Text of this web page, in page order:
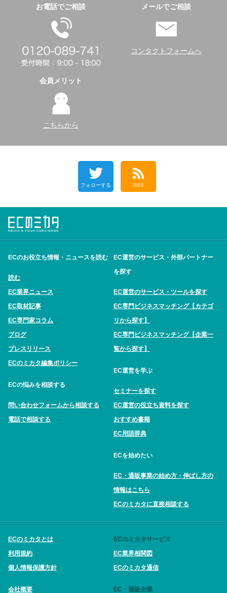
お電話でご相談 メールでご相談
コンタクトフォームへ
会員メリット
こちらから
フォローする RSS
ECのお役立ち情報・ニュースを読む
読む
EC業界ニュース
EC取材記事
EC専門家コラム
ブログ
プレスリリース
ECのミカタ編集ポリシー
ECの悩みを相談する
問い合わせフォームから相談する
電話で相談する
EC運営のサービス・外部パートナー
を探す
EC運営のサービス・ツールを探す
EC専門ビジネスマッチング【カテゴ
リから探す】
EC専門ビジネスマッチング【企業一
覧から探す】
EC運営を学ぶ
セミナーを探す
EC運営の役立ち資料を探す
おすすめ書籍
EC用語辞典
ECを始めたい
EC・通販事業の始め方・伸ばし方の
情報はこちら
ECのミカタに直接相談する
ECのミカタとは
利用規約
個人情報保護方針
会社概要
ECのミカタサービス
EC業界相関図
ECのミカタ通信
EC・通販企業